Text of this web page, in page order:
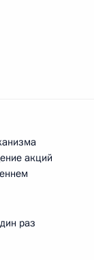
акций
раз